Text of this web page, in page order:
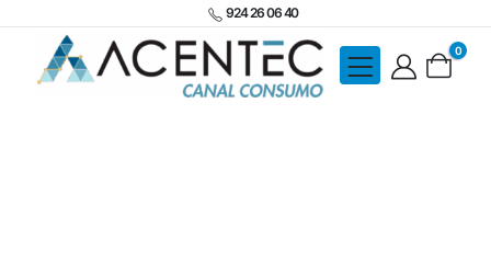
924 26 06 40
0